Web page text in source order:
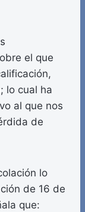
el que
lo cual ha
al que nos
de
lo
de 16 de
que: